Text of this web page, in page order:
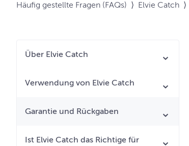
Häufig gestellte Fragen (FAQs) ⟩ Elvie Catch ⟩
Über Elvie Catch
Verwendung von Elvie Catch
Garantie und Rückgaben
Ist Elvie Catch das Richtige für